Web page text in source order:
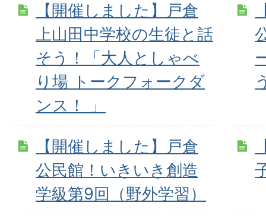
【開催しました】戸倉
上山田中学校の生徒と話
そう！「大人としゃべ
り場 トークフォークダ
ンス！ 」
【開催しました】戸倉
公民館！いきいき創造
学級第9回（野外学習）